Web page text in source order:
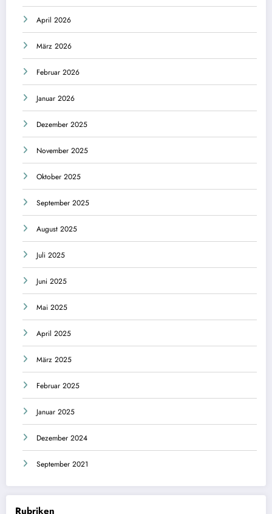
April 2026
März 2026
Februar 2026
Januar 2026
Dezember 2025
November 2025
Oktober 2025
September 2025
August 2025
Juli 2025
Juni 2025
Mai 2025
April 2025
März 2025
Februar 2025
Januar 2025
Dezember 2024
September 2021
Rubriken